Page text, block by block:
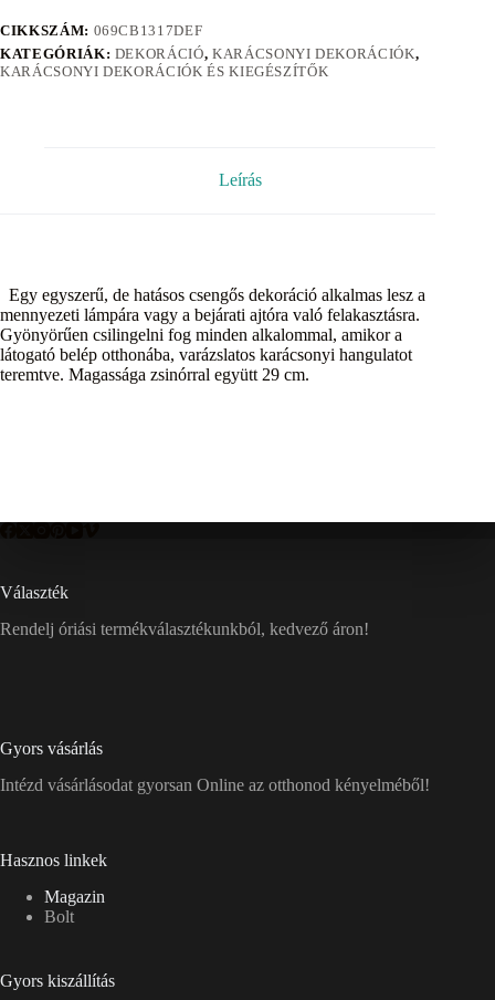
CIKKSZÁM: 069CB1317DEF
KATEGÓRIÁK: DEKORÁCIÓ, KARÁCSONYI DEKORÁCIÓK,
KARÁCSONYI DEKORÁCIÓK ÉS KIEGÉSZÍTŐK
Leírás
Egy egyszerű, de hatásos csengős dekoráció alkalmas lesz a
mennyezeti lámpára vagy a bejárati ajtóra való felakasztásra.
Gyönyörűen csilingelni fog minden alkalommal, amikor a
látogató belép otthonába, varázslatos karácsonyi hangulatot
teremtve. Magassága zsinórral együtt 29 cm.
Választék
Rendelj óriási termékválasztékunkból, kedvező áron!
Gyors vásárlás
Intézd vásárlásodat gyorsan Online az otthonod kényelméből!
Hasznos linkek
Magazin
Bolt
Gyors kiszállítás